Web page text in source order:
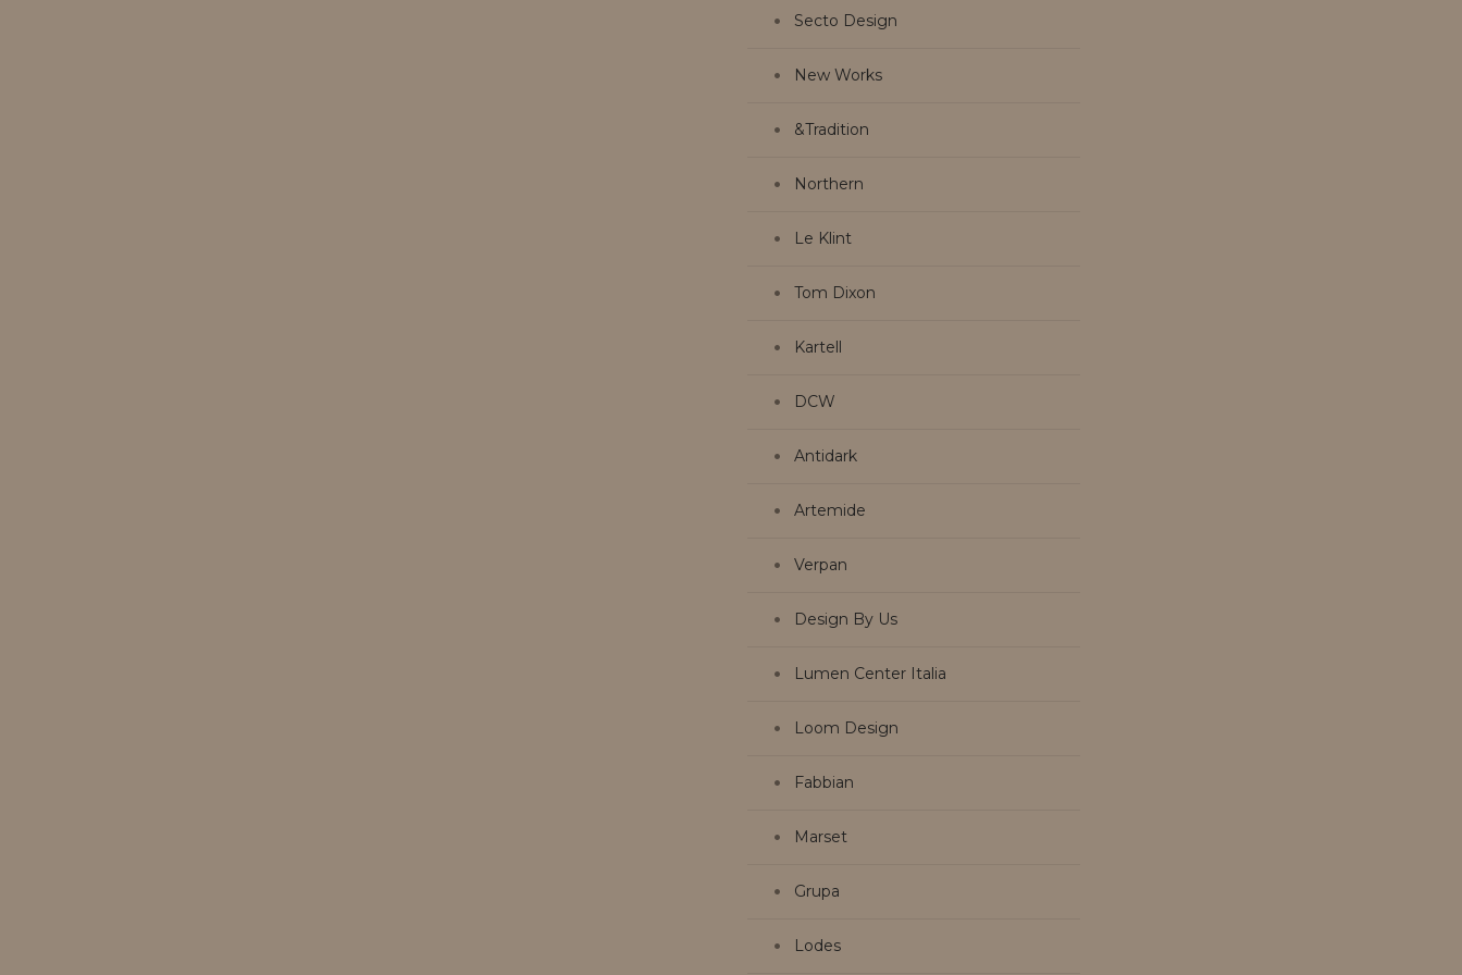
Secto Design
New Works
&Tradition
Northern
Le Klint
Tom Dixon
Kartell
DCW
Antidark
Artemide
Verpan
Design By Us
Lumen Center Italia
Loom Design
Fabbian
Marset
Grupa
Lodes